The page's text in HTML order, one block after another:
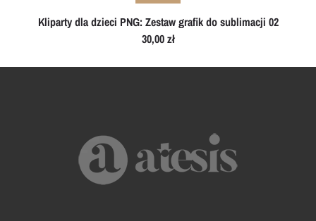
Kliparty dla dzieci PNG: Zestaw grafik do sublimacji 02
30,00zł